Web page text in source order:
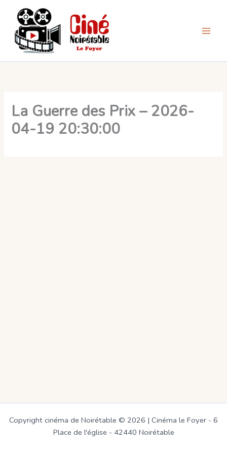
contenu
La Guerre des Prix – 2026-
04-19 20:30:00
Copyright cinéma de Noirétable © 2026 | Cinéma le Foyer - 6
Place de l'église - 42440 Noirétable